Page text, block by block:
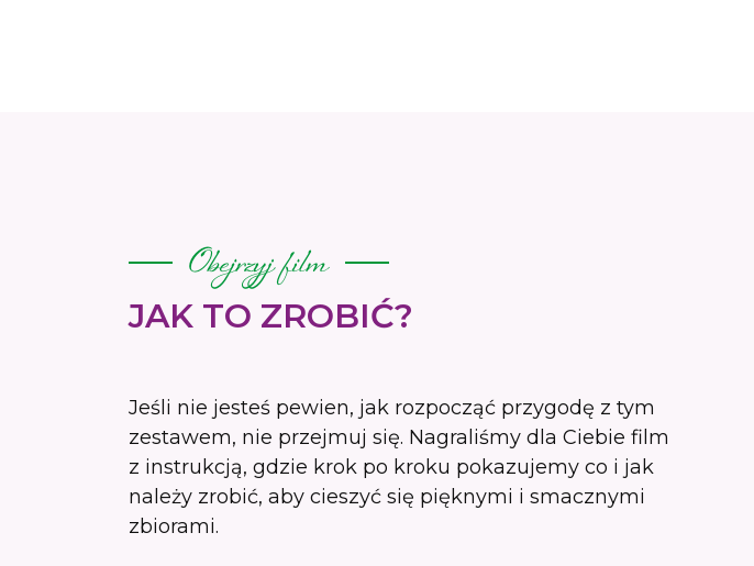
Obejrzyj film
JAK TO ZROBIĆ?
Jeśli nie jesteś pewien, jak rozpocząć przygodę z tym
zestawem, nie przejmuj się. Nagraliśmy dla Ciebie film
z instrukcją, gdzie krok po kroku pokazujemy co i jak
należy zrobić, aby cieszyć się pięknymi i smacznymi
zbiorami.